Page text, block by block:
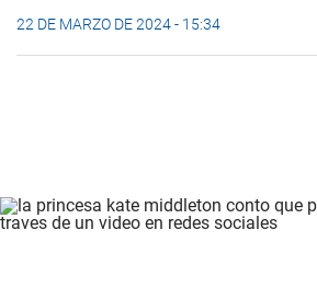
22 DE MARZO DE 2024 - 15:34